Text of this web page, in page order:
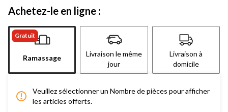
Achetez-le en ligne :
Gratuit
Ramassage
Livraison le même
jour
Livraison à
domicile
Veuillez sélectionner un Nombre de pièces pour afficher
les articles offerts.